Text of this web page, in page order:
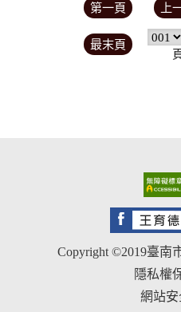
第一頁 上
最末頁
Copyright ©2019臺南
隱私權
網站